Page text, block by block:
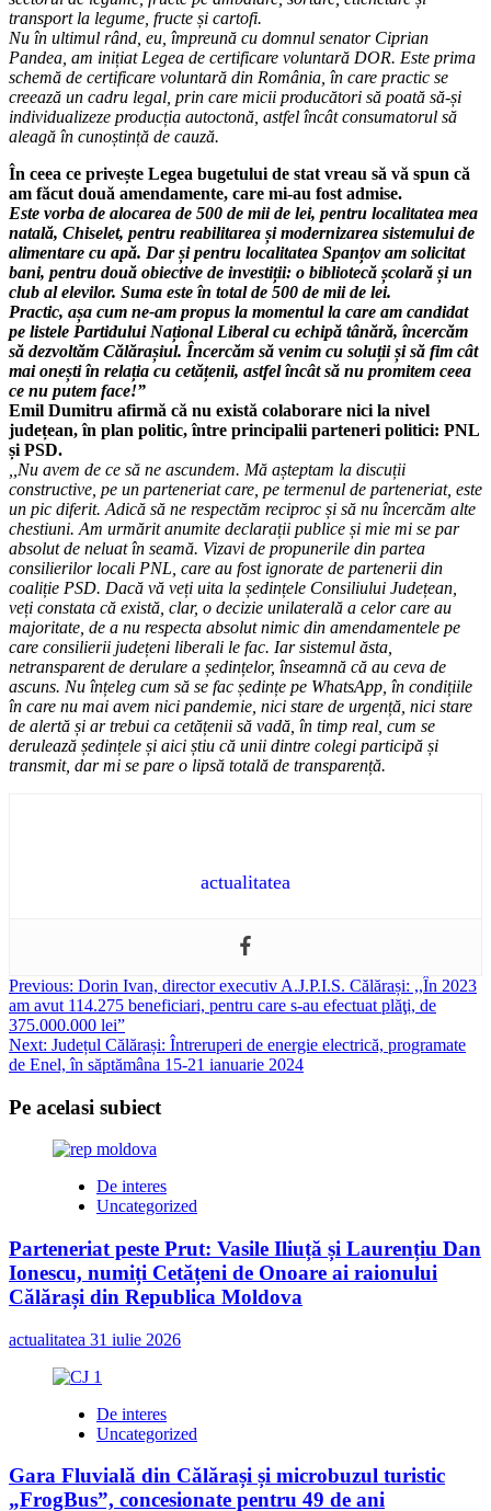
transport la legume, fructe și cartofi.
Nu în ultimul rând, eu, împreună cu domnul senator Ciprian
Pandea, am inițiat Legea de certificare voluntară DOR. Este prima
schemă de certificare voluntară din România, în care practic se
creează un cadru legal, prin care micii producători să poată să-și
individualizeze producția autoctonă, astfel încât consumatorul să
aleagă în cunoștință de cauză.
În ceea ce privește Legea bugetului de stat vreau să vă spun că
am făcut două amendamente, care mi-au fost admise.
Este vorba de alocarea de 500 de mii de lei, pentru localitatea mea
natală, Chiselet, pentru reabilitarea și modernizarea sistemului de
alimentare cu apă. Dar și pentru localitatea Spanțov am solicitat
bani, pentru două obiective de investiții: o bibliotecă școlară și un
club al elevilor. Suma este în total de 500 de mii de lei.
Practic, așa cum ne-am propus la momentul la care am candidat
pe listele Partidului Național Liberal cu echipă tânără, încercăm
să dezvoltăm Călărașiul. Încercăm să venim cu soluții și să fim cât
mai onești în relația cu cetățenii, astfel încât să nu promitem ceea
ce nu putem face!”
Emil Dumitru afirmă că nu există colaborare nici la nivel
județean, în plan politic, între principalii parteneri politici: PNL
și PSD.
,,Nu avem de ce să ne ascundem. Mă așteptam la discuții
constructive, pe un parteneriat care, pe termenul de parteneriat, este
un pic diferit. Adică să ne respectăm reciproc și să nu încercăm alte
chestiuni. Am urmărit anumite declarații publice și mie mi se par
absolut de neluat în seamă. Vizavi de propunerile din partea
consilierilor locali PNL, care au fost ignorate de partenerii din
coaliție PSD. Dacă vă veți uita la ședințele Consiliului Județean,
veți constata că există, clar, o decizie unilaterală a celor care au
majoritate, de a nu respecta absolut nimic din amendamentele pe
care consilierii județeni liberali le fac. Iar sistemul ăsta,
netransparent de derulare a ședințelor, înseamnă că au ceva de
ascuns. Nu înțeleg cum să se fac ședințe pe WhatsApp, în condițiile
în care nu mai avem nici pandemie, nici stare de urgență, nici stare
de alertă și ar trebui ca cetățenii să vadă, în timp real, cum se
derulează ședințele și aici știu că unii dintre colegi participă și
transmit, dar mi se pare o lipsă totală de transparență.
actualitatea
Post
navigation
Previous: Dorin Ivan, director executiv A.J.P.I.S. Călărași: ,,În 2023
am avut 114.275 beneficiari, pentru care s-au efectuat plăţi, de
375.000.000 lei”
Next: Județul Călărași: Întreruperi de energie electrică, programate
de Enel, în săptămâna 15-21 ianuarie 2024
Pe acelasi subiect
De interes
Uncategorized
Parteneriat peste Prut: Vasile Iliuță și Laurențiu Dan
Ionescu, numiți Cetățeni de Onoare ai raionului
Călărași din Republica Moldova
actualitatea 31 iulie 2026
De interes
Uncategorized
Gara Fluvială din Călărași și microbuzul turistic
„FrogBus”, concesionate pentru 49 de ani